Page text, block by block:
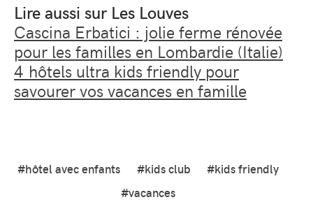
Lire aussi sur Les Louves
Cascina Erbatici : jolie ferme rénovée
pour les familles en Lombardie (Italie)
4 hôtels ultra kids friendly pour
savourer vos vacances en famille
#hôtel avec enfants #kids club
#kids friendly
#vacances